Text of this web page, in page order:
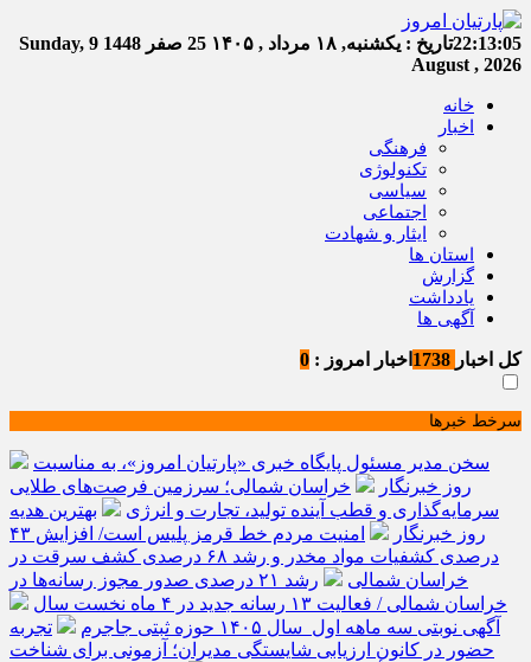
22:13:05تاریخ : یکشنبه, ۱۸ مرداد , ۱۴۰۵ 25 صفر 1448
Sunday, 9
August , 2026
خانه
اخبار
فرهنگی
تکنولوژی
سیاسی
اجتماعی
ایثار و شهادت
استان ها
گزارش
یادداشت
آگهی ها
کل اخبار اخبار امروز : 0
سرخط خبرها
سخن مدیر مسئول پایگاه خبری «پارتیان امروز»، به مناسبت
روز خبرنگار
خراسان شمالی؛ سرزمین فرصت‌های طلایی
سرمایه‌گذاری و قطب آینده تولید، تجارت و انرژی
بهترین هدیه
روز خبرنگار
امنیت مردم خط قرمز پلیس است/ افزایش ۴۳
درصدی کشفیات مواد مخدر و رشد ۶۸ درصدی کشف سرقت در
خراسان شمالی
رشد ۲۱ درصدی صدور مجوز رسانه‌ها در
خراسان شمالی / فعالیت ۱۳ رسانه جدید در ۴ ماه نخست سال
آگهی نوبتی سه ماهه اول سال ۱۴۰۵ حوزه ثبتی جاجرم
تجربه
حضور در کانون ارزیابی شایستگی مدیران؛ آزمونی برای شناخت